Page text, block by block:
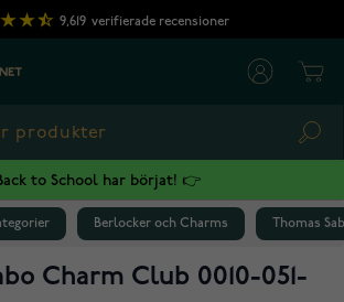
9,619 verifierade recensioner
to School har börjat! 👉
Berlocker och Charms Thomas
Charm Club 0010-051-